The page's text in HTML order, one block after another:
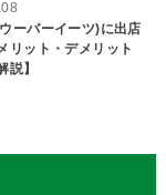
ーバーイーツ)に出店
リット・デメリット
説】